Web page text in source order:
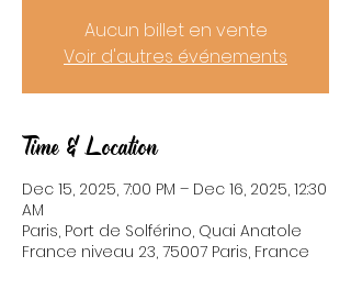
Aucun billet en vente
Voir d'autres événements
Time & Location
Dec 15, 2025, 7:00 PM – Dec 16, 2025, 12:30
AM
Paris, Port de Solférino, Quai Anatole
France niveau 23, 75007 Paris, France